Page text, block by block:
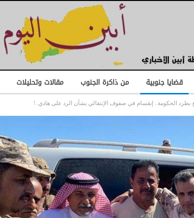
قضايا جنوبية من ذاكرة الجنوب مقالات وتحليلات
بطرد الحكومة.. إنقسام في صفوف الإنتقالي بشأن الرد على هادي..!